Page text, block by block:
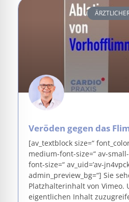
Veröden gegen das
[av_textblock size=“
medium-font-size=“ av-
font-size=“ av_uid=’av-
admin_preview_bg=“] Sie
Platzhalterinhalt von Vimeo.
eigentlichen Inhalt